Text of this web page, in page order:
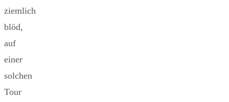
ziemlich
blöd,
auf
einer
solchen
Tour